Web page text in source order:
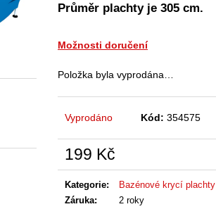
Průměr plachty je 305 cm.
Možnosti doručení
Položka byla vyprodána…
Vyprodáno Kód: 354575
199 Kč
Měrná
cena:
Kategorie:
Bazénové krycí plachty
Záruka: 2 roky